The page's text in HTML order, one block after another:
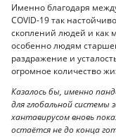
Именно благодаря
COVID-19 так
скоплений людей и как
особенно людям
раздражение и
огромное количество
Казалось бы, именно
для глобальной системы
хантавирусом вновь
остаётся не до конца